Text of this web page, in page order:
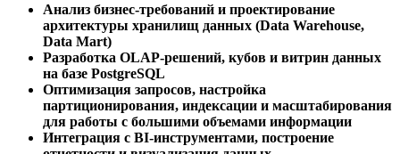
Анализ бизнес-требований и проектирование
архитектуры хранилищ данных (Data Warehouse,
Data Mart)
Разработка OLAP-решений, кубов и витрин данных
на базе PostgreSQL
Оптимизация запросов, настройка
партиционирования, индексации и масштабирования
для работы с большими объемами информации
Интеграция с BI-инструментами, построение